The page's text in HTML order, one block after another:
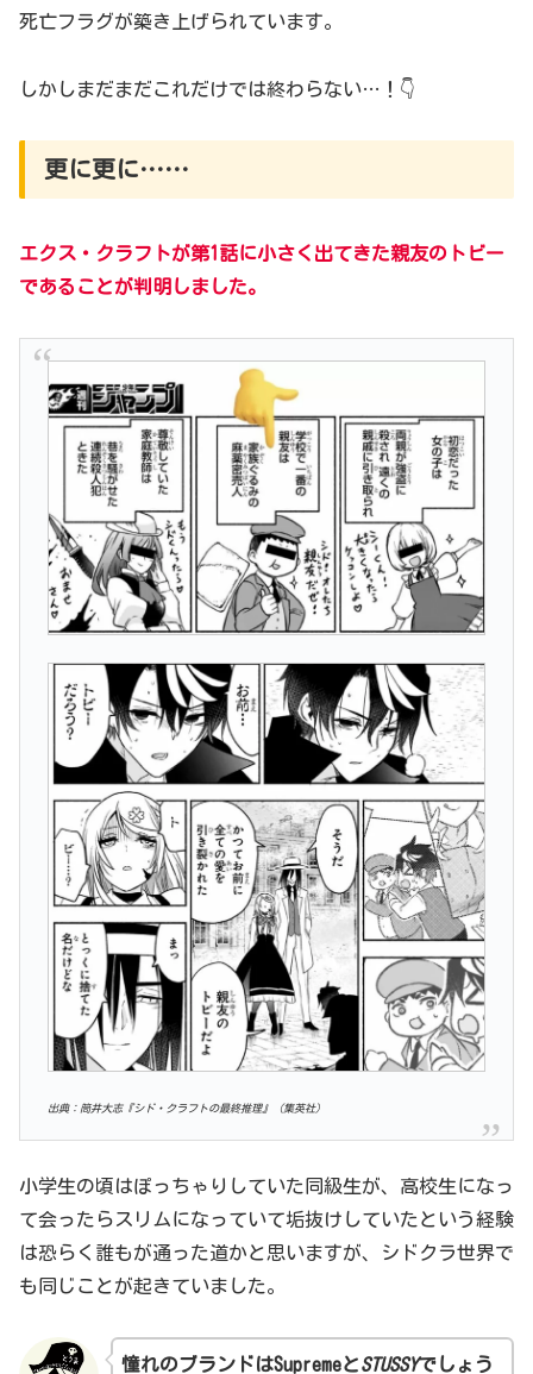
死亡フラグが築き上げられています。
しかしまだまだこれだけでは終わらない…！👇
更に更に……
エクス・クラフトが第1話に小さく出てきた親友の トビー
であることが判明しました。
出典：筒井大志『シド・クラフトの最終推理』（集英社）
小学生の頃はぽっちゃりしていた同級生が、高校生になっ
て会ったらスリムになっていて垢抜けしていたという経験
は恐らく誰もが通った道かと思いますが、シドクラ世界で
も同じことが起きていました。
憧れのブランドはSupremeとSTUSSYでしょう